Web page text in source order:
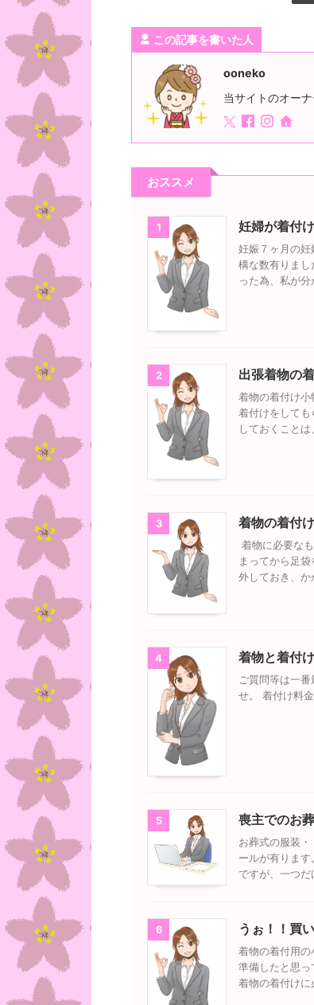
この記事を書いた人
ooneko
当サイトのオー
おススメ
1 妊婦が着付
妊娠７ヶ月の
構な数有りま
った為、私が
2 出張着物の
着物の着付け小
着付けをして
しておくこと
3 着物の着付
着物に必要な
まってから足
外しておき、
4 着物と着付
ご質問等は一
せ。 着付け料
5 喪主でのお
お葬式の服装
ールが有りま
ですが、一つ
6 うぉ！！買
着物の着付用の
準備したと思っ
着物の着付け